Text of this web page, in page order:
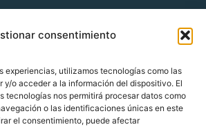
consentimiento
experiencias, utilizamos tecnologías como las
y/o acceder a la información del dispositivo. El
tecnologías nos permitirá procesar datos como
o las identificaciones únicas en este
el consentimiento, puede afectar